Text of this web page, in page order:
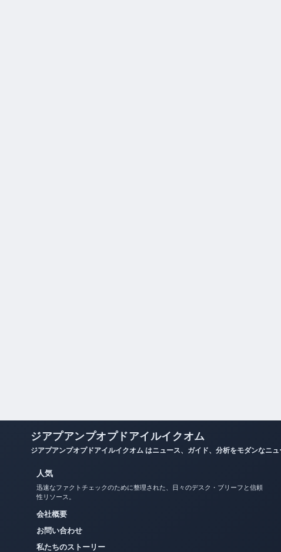
ジアプアンプオプドアイルイクオム
人気
迅速なファクトチェックのために整理された、日々のデスク・ブリーフと信頼
性リソース。
会社概要
お問い合わせ